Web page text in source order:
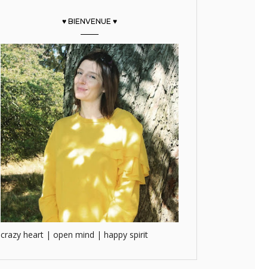
♥ BIENVENUE ♥
crazy heart | open mind | happy spirit